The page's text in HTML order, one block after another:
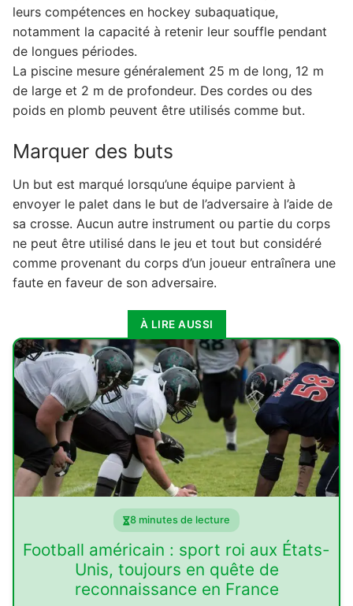
leurs compétences en hockey subaquatique,
notamment la capacité à retenir leur souffle pendant
de longues périodes.
La piscine mesure généralement 25 m de long, 12 m
de large et 2 m de profondeur. Des cordes ou des
poids en plomb peuvent être utilisés comme but.
Marquer des buts
Un but est marqué lorsqu’une équipe parvient à
envoyer le palet dans le but de l’adversaire à l’aide de
sa crosse. Aucun autre instrument ou partie du corps
ne peut être utilisé dans le jeu et tout but considéré
comme provenant du corps d’un joueur entraînera une
faute en faveur de son adversaire.
À LIRE AUSSI
8 minutes de lecture
Football américain : sport roi aux États-
Unis, toujours en quête de
reconnaissance en France